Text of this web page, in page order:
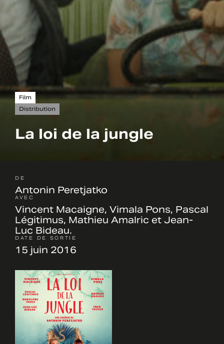
Film
Distribution
La loi de la jungle
DE
Antonin Peretjatko
AVEC
Vincent Macaigne, Vimala Pons, Pascal
Légitimus, Mathieu Amalric et Jean-
Luc Bideau.
DATE DE SORTIE
15 juin 2016